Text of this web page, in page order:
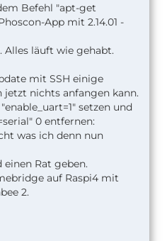
Befehl "apt-get
App mit 2.14.01 -
läuft wie gehabt.
mit SSH einige
nichts anfangen kann.
setzen und
0 entfernen:
was ich denn nun
Rat geben.
auf Raspi4 mit
2.